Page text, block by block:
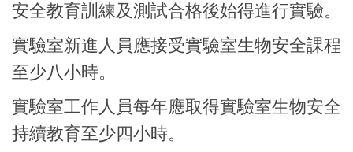
安全教育訓練及測試合格後始得進行實驗。
實驗室新進人員應接受實驗室生物安全課程
至少八小時。
實驗室工作人員每年應取得實驗室生物安全
持續教育至少四小時。